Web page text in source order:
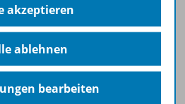
Service
akzeptieren
ablehnen
bearbeiten